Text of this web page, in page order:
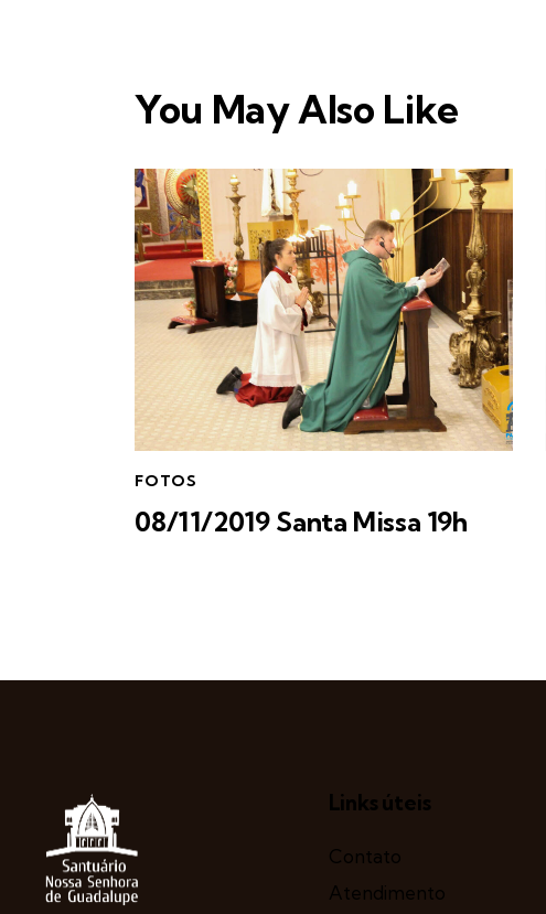
You May Also Like
FOTOS
08/11/2019 Santa Missa 19h
Links úteis
Contato
Atendimento